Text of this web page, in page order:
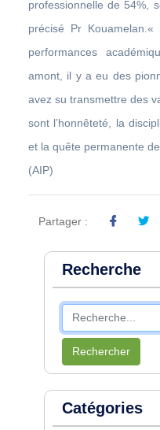
professionnelle de 54%,
précisé Pr
performances
amont, il y a eu des
avez su transmettre des
sont l’honnêteté, la
et la quête permanente de
(AIP)
Partager :
Recherche
Rechercher
Catégories